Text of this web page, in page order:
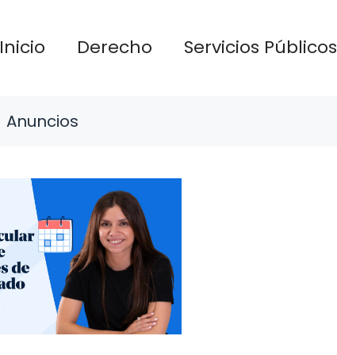
Inicio Derecho Servicios Públicos
Anuncios